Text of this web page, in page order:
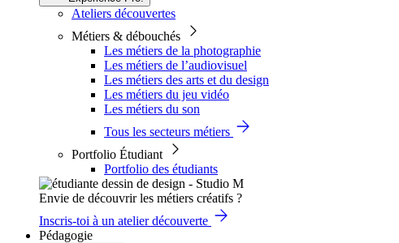
Ateliers découvertes
Métiers & débouchés
Les métiers de la photographie
Les métiers de l’audiovisuel
Les métiers des arts et du design
Les métiers du jeu vidéo
Les métiers du son
Tous les secteurs métiers
Portfolio Étudiant
Portfolio des étudiants
Envie de découvrir les métiers créatifs ?
Inscris-toi à un atelier découverte
Pédagogie